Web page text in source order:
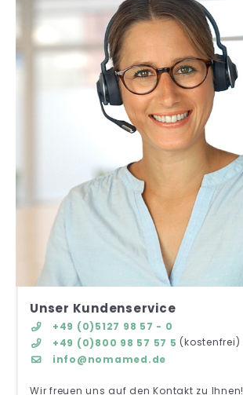
Unser Kundenservice
+49 (0)5127 98 57 - 0
+49 (0)800 98 57 57 5 (kostenfrei)
info@nomamed.de
Wir freuen uns auf den Kontakt zu Ihnen!